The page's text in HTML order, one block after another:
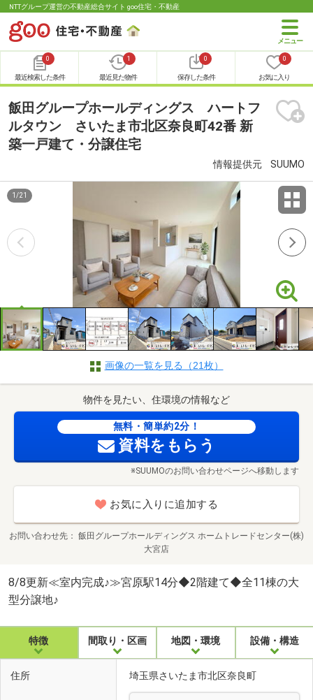
NTTグループ運営の不動産総合サイト goo住宅・不動産
0
最近検索した条件
1
最近見た物件
0
保存した条件
0
お気に入り
飯田グループホールディングス ハートフ
ルタウン さいたま市北区奈良町42番 新
築一戸建て・分譲住宅
情報提供元 SUUMO
1 /21
画像の一覧を見る（21枚）
物件を見たい、住環境の情報など
無料・簡単約2分！
資料をもらう
※SUUMOのお問い合わせページへ移動します
お気に入りに追加する
お問い合わせ先
飯田グループホールディングス ホームトレードセンター(株)
大宮店
8/8更新≪室内完成♪≫宮原駅14分◆2階建て◆全11棟の大
型分譲地♪
特徴 間取り・区画 地図・環境 設備・構造
住所 埼玉県さいたま市北区奈良町